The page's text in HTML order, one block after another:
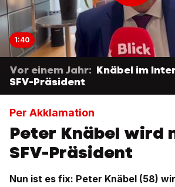
1:40
Vor einem Jahr: Knäbel im
SFV-Präsident
Per Akklamation
Peter Knäbel wird
SFV-Präsident
Nun ist es fix: Peter Knäbel (58)